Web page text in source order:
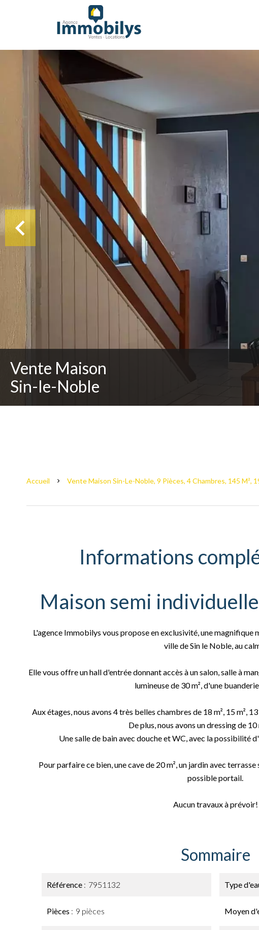
Vente Maison
Sin-le-Noble
Accueil Vente Maison Sin-Le-Noble, 9 Pièces, 4 Chambres, 145 M²,
Informations
Maison semi
L'agence Immobilys vous propose en exclusivité, une magnifique
ville de Sin le Noble, au
Elle vous offre un hall d'entrée donnant accès à un salon, salle à
lumineuse de 30 m², d'une
Aux étages, nous avons 4 très belles chambres de 18 m², 15 m²,
De plus, nous avons un dressing de 10
Une salle de bain avec douche et WC, avec la possibilité
Pour parfaire ce bien, une cave de 20 m², un jardin avec
possible portail.
Aucun travaux à prévoir!
Sommaire
Référence 7951132
Pièces 9 pièces
Type
Moyen